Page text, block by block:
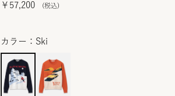
￥57,200
カラー：Ski